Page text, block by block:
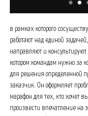
в рамках которого
работают над единой
направляют и
котором командам нужно за
для решения определенной
заказчик. Он оформляет
марафон для тех, кто хочет
произвести впечатление на